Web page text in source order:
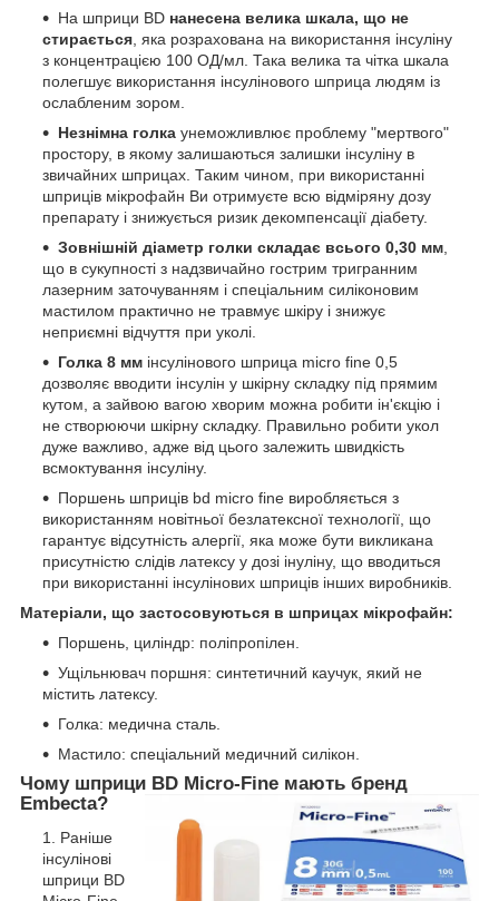
На шприци BD нанесена велика шкала, що не
стирається , яка розрахована на використання інсуліну
з концентрацією 100 ОД/мл. Така велика та чітка шкала
полегшує використання інсулінового шприца людям із
ослабленим зором.
Незнімна голка унеможливлює проблему "мертвого"
простору, в якому залишаються залишки інсуліну в
звичайних шприцах. Таким чином, при використанні
шприців мікрофайн Ви отримуєте всю відміряну дозу
препарату і знижується ризик декомпенсації діабету.
Зовнішній діаметр голки складає всього 0,30 мм
що в сукупності з надзвичайно гострим тригранним
лазерним заточуванням і спеціальним силіконовим
мастилом практично не травмує шкіру і знижує
неприємні відчуття при уколі.
Голка 8 мм інсулінового шприца micro fine 0,5
дозволяє вводити інсулін у шкірну складку під прямим
кутом, а зайвою вагою хворим можна робити ін'єкцію і
не створюючи шкірну складку. Правильно робити укол
дуже важливо, адже від цього залежить швидкість
всмоктування інсуліну.
Поршень шприців bd micro fine виробляється з
використанням новітньої безлатексної технології, що
гарантує відсутність алергії, яка може бути викликана
присутністю слідів латексу у дозі інуліну, що вводиться
при використанні інсулінових шприців інших виробників.
Матеріали, що застосовуються в шприцах мікрофайн:
Поршень, циліндр: поліпропілен.
Ущільнювач поршня: синтетичний каучук, який не
містить латексу.
Голка: медична сталь.
Мастило: спеціальний медичний силікон.
Чому шприци BD Micro-Fine мають бренд
Embecta?
Раніше
інсулінові
шприци BD